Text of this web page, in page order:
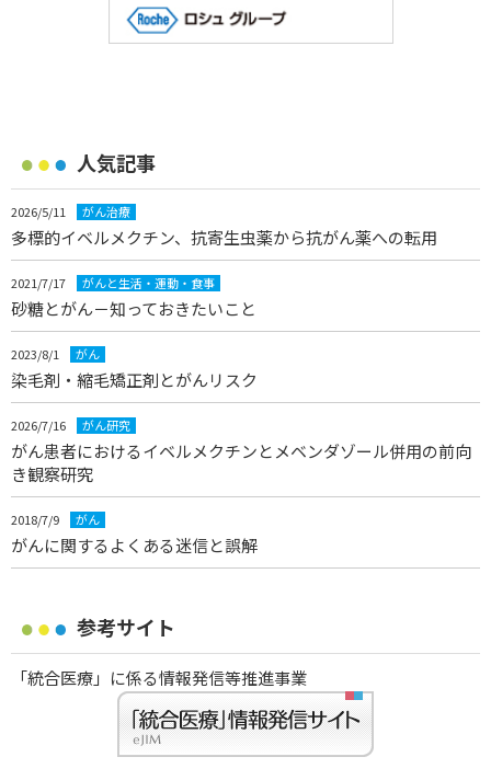
人気記事
2026/5/11 がん治療
多標的イベルメクチン、抗寄生虫薬から抗がん薬への転用
2021/7/17 がんと生活・運動・食事
砂糖とがん－知っておきたいこと
2023/8/1 がん
染毛剤・縮毛矯正剤とがんリスク
2026/7/16 がん研究
がん患者におけるイベルメクチンとメベンダゾール併用の前向
き観察研究
2018/7/9 がん
がんに関するよくある迷信と誤解
参考サイト
「統合医療」に係る情報発信等推進事業